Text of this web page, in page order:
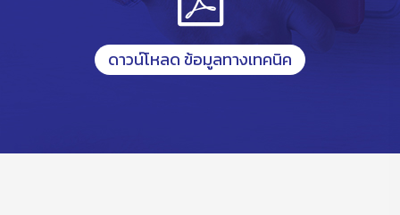
ดาวน์โหลด ข้อมูลทางเทคนิค